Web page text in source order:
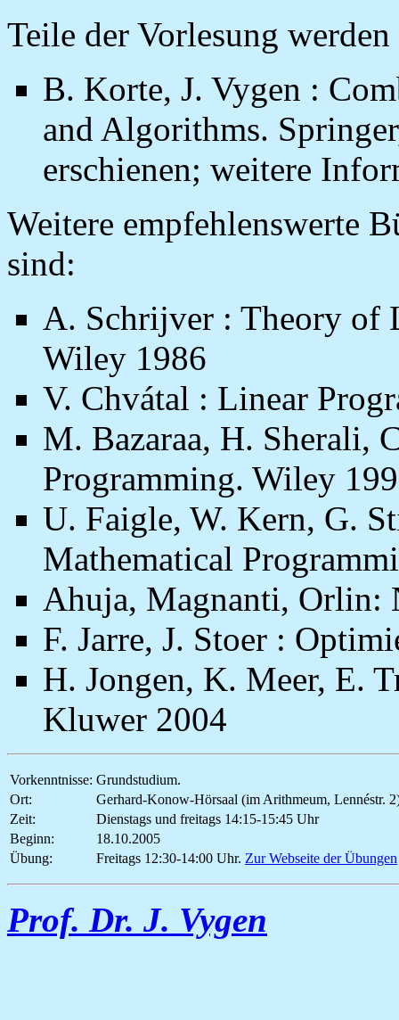
Teile der Vorlesung
B. Korte, J. Vygen :
and Algorithms.
erschienen; weitere
Weitere empfehlenswerte
sind:
A. Schrijver : Theory of
Wiley 1986
V. Chvátal : Linear
M. Bazaraa, H. Sherali,
Programming. Wiley
U. Faigle, W. Kern, G.
Mathematical
Ahuja, Magnanti, Orlin:
F. Jarre, J. Stoer :
H. Jongen, K. Meer, E.
Kluwer 2004
Vorkenntnisse: Grundstudium.
Ort:
Gerhard-Konow-Hörsaal (im Arithmeum, Lennéstr.
Zeit:
Dienstags und freitags 14:15-15:45 Uhr
Beginn:
18.10.2005
Übung:
Freitags 12:30-14:00 Uhr. Zur Webseite der Übungen
Prof. Dr. J. Vygen